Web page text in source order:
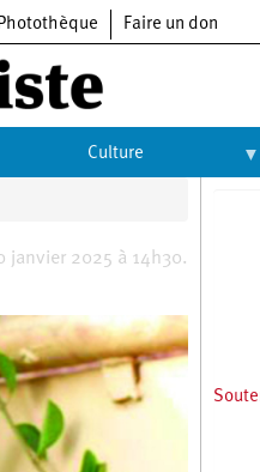
Faire un don
Culture
Arts
Expositions
Livres
Musique
janvier 2025 à 14h30.